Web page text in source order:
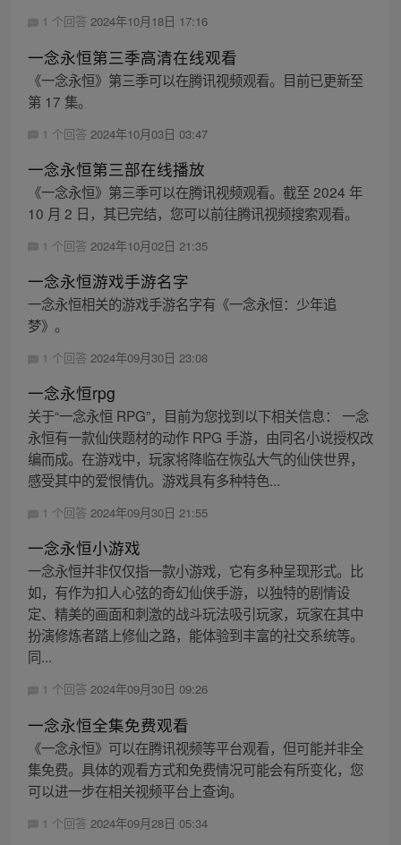
1 个回答 2024年10月18日 17:16
一念永恒第三季高清在线观看
《一念永恒》第三季可以在腾讯视频观看。目前已更新至
第 17 集。
1 个回答 2024年10月03日 03:47
一念永恒第三部在线播放
《一念永恒》第三季可以在腾讯视频观看。截至 2024 年
10 月 2 日，其已完结，您可以前往腾讯视频搜索观看。
1 个回答 2024年10月02日 21:35
一念永恒游戏手游名字
一念永恒相关的游戏手游名字有《一念永恒：少年追
梦》。
1 个回答 2024年09月30日 23:08
一念永恒rpg
关于“一念永恒 RPG”，目前为您找到以下相关信息： 一念
永恒有一款仙侠题材的动作 RPG 手游，由同名小说授权改
编而成。在游戏中，玩家将降临在恢弘大气的仙侠世界，
感受其中的爱恨情仇。游戏具有多种特色...
1 个回答 2024年09月30日 21:55
一念永恒小游戏
一念永恒并非仅仅指一款小游戏，它有多种呈现形式。比
如，有作为扣人心弦的奇幻仙侠手游，以独特的剧情设
定、精美的画面和刺激的战斗玩法吸引玩家，玩家在其中
扮演修炼者踏上修仙之路，能体验到丰富的社交系统等。
同...
1 个回答 2024年09月30日 09:26
一念永恒全集免费观看
《一念永恒》可以在腾讯视频等平台观看，但可能并非全
集免费。具体的观看方式和免费情况可能会有所变化，您
可以进一步在相关视频平台上查询。
1 个回答 2024年09月28日 05:34